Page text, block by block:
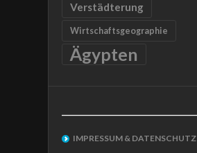
Verstädterung
Wirtschaftsgeographie
Ägypten
IMPRESSUM & DATENSCHUTZ